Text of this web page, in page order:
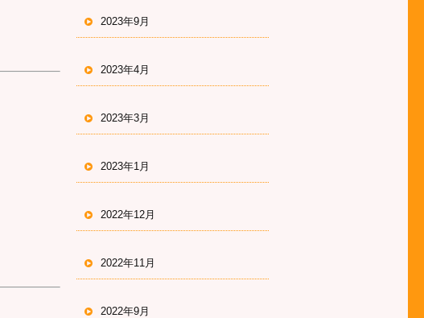
2023年9月
2023年4月
2023年3月
2023年1月
2022年12月
2022年11月
2022年9月